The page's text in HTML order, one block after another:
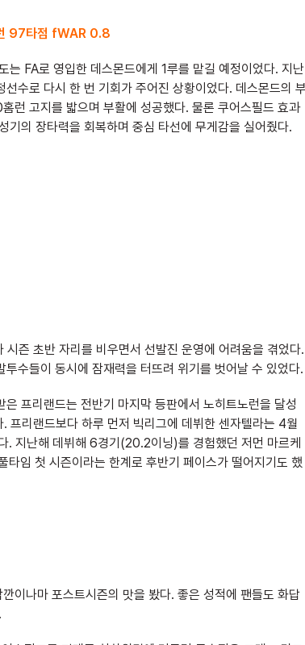
97타점 fWAR 0.8
는 FA로 영입한 데스몬드에게 1루를 맡길 예정이었다. 지난
수로 다시 한 번 기회가 주어진 상황이었다. 데스몬드의
런 고지를 밟으며 부활에 성공했다. 물론 쿠어스필드 효과
의 장타력을 회복하며 중심 타선에 무게감을 실어줬다.
즌 초반 자리를 비우면서 선발진 운영에 어려움을 겪었다.
수들이 동시에 잠재력을 터뜨려 위기를 벗어날 수 있었다.
프리랜드는 전반기 마지막 등판에서 노히트노런을 달성
리랜드보다 하루 먼저 빅리그에 데뷔한 센자텔라는 4월
지난해 데뷔해 6경기(20.2이닝)를 경험했던 저먼 마르케
임 첫 시즌이라는 한계로 후반기 페이스가 떨어지기도 했
이나마 포스트시즌의 맛을 봤다. 좋은 성적에 팬들도 화답